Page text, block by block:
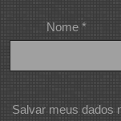
Nome *
Salvar meus dados